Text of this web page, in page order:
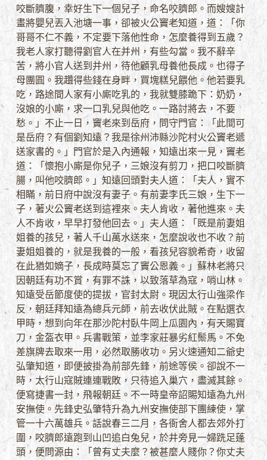
咬斷臍腹，幸好生下一個兒子，命名咬臍郎。而嫂嫂計
畫將嬰兒丟入池塘一事，卻被火公竇老知道，道：「你
哥哥不仁不義，不定要下落他性命，怎麼養得到五歲？
我老人家打聽得劉官人在并州，有些勾當。我不辭辛
苦，將小官人送到并州，待他顧乳母養他長成。也得子
母團圓。我趲得些錢在身畔，買塊糕兒餵他。他若要乳
吃，路途間人家有小廝吃乳的，我就雙膝跪下：奶奶，
沒娘的小廝，求一口乳兒與他吃。一路討將去，不要
愁。」不止一日，竇老來到岳府，問守門官：「此間可
是岳府？有個劉知遠？我是徐州沛縣沙陀村火公竇老遞
送家書的。」門官於是入內通報，知遠出來一見，竇老
道：「懷抱小廝是你兒子，三娘沒有剪刀，把口咬斷臍
腸，叫他咬臍郎。」知遠回頭對夫人道：「夫人，實不
相瞞，前日府中說沒有妻子。有前妻李氏三娘，生下一
子，著火公竇老送到這裡來。夫人肯收，著他進來。夫
人不肯收，早早打發他回去。」夫人道：「既是前妻姐
姐養的孩兒，著人千山萬水送來，怎麼說收也不收？前
妻姐姐養的，就是我養的一般，看孩兒容貌希奇，收留
在此猶如嫡子，長成時莫忘了竇公恩義。」蘇林老將只
因朝廷有功不賞，有罪不誅，以致落草為寇，哨山林。
知遠受岳節度使的提拔，官封太尉。現因太行山強梁作
反，朝廷拜知遠為總兵元師，前去收伏此賊。在點選衣
甲時，想到向年在那沙陀村臥牛岡上瓜園內，有天賜寶
刀，金盔衣甲。兵書戰策，並李家莊暴劣紅鬃馬。不免
差旗牌去取來一用，必然取勝收功。另火速通知二爺史
弘肇知道，即便披掛為前部先鋒，前途等侯。卻說不一
時，太行山寇賊連連戰敗，只待追入巢穴，盡滅其餘。
便寫捷書一封，飛報朝廷。不一時皇帝詔賜知遠為九州
安撫使。先鋒史弘肇特升為九州安撫使部下團練使，掌
管一十六萬雄兵。話說春三二月，各衙舍人都去郊外打
圍，咬臍郎遠跑到山凹追白兔兒，於井旁見一婦跣足蓬
頭，便問源由：「曾有丈夫麼？被甚麼人賤你？你丈夫